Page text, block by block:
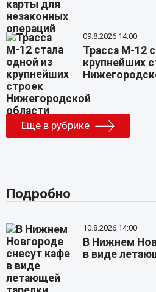
09.8.2026 14:00
Трасса М-12
крупнейших
Еще в рубрике
Подробно
10.8.2026 14:00
В Нижнем
в виде